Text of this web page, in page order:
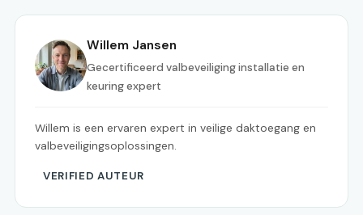
Willem Jansen
Gecertificeerd valbeveiliging installatie en
keuring expert
Willem is een ervaren expert in veilige daktoegang en
valbeveiligingsoplossingen.
VERIFIED AUTEUR